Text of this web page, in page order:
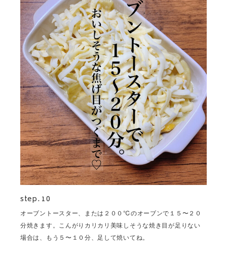
step. 10
オーブントースター、または２００℃のオーブンで１５〜２０
分焼きます。こんがりカリカリ美味しそうな焼き目が足りない
場合は、もう５〜１０分、足して焼いてね。